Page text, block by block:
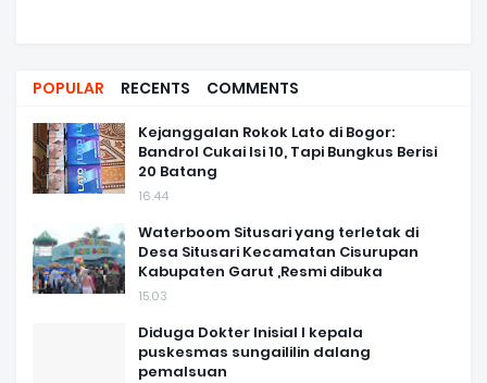
POPULAR RECENTS COMMENTS
Kejanggalan Rokok Lato di Bogor:
Bandrol Cukai Isi 10, Tapi Bungkus Berisi
20 Batang
16.44
Waterboom Situsari yang terletak di
Desa Situsari Kecamatan Cisurupan
Kabupaten Garut ,Resmi dibuka
15.03
Diduga Dokter Inisial I kepala
puskesmas sungaililin dalang
pemalsuan